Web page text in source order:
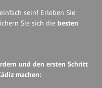
sein! Erleben Sie
Sie sich die besten
und den ersten Schritt
machen: